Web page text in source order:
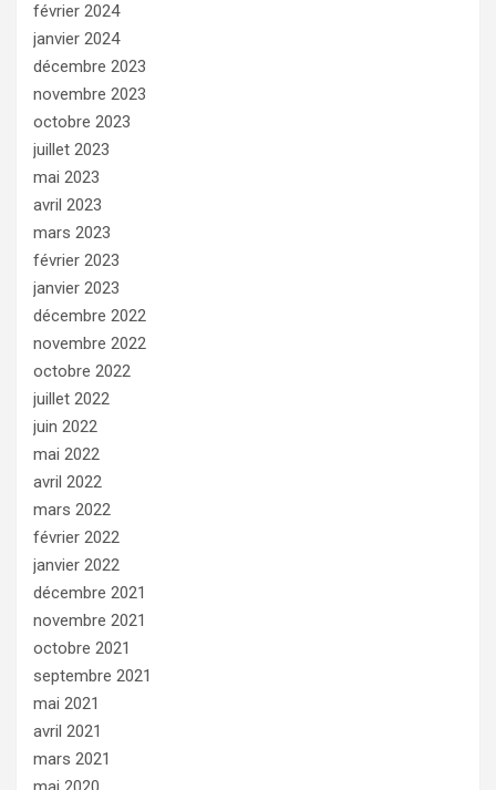
février 2024
janvier 2024
décembre 2023
novembre 2023
octobre 2023
juillet 2023
mai 2023
avril 2023
mars 2023
février 2023
janvier 2023
décembre 2022
novembre 2022
octobre 2022
juillet 2022
juin 2022
mai 2022
avril 2022
mars 2022
février 2022
janvier 2022
décembre 2021
novembre 2021
octobre 2021
septembre 2021
mai 2021
avril 2021
mars 2021